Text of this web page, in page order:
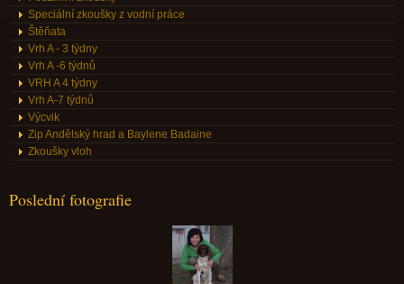
Speciální zkoušky z vodní práce
Štěňata
Vrh A - 3 týdny
Vrh A -6 týdnů
VRH A 4 týdny
Vrh A-7 týdnů
Výcvik
Zip Andělský hrad a Baylene Badaine
Zkoušky vloh
Poslední fotografie